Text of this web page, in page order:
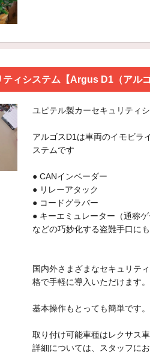
ィシステム【Argus D1（アル
ユピテル製カーセキュリティ
アルゴスD1は車両のイモビラ
ステムです
● CANインベーダー
● リレーアタック
● コードグラバー
● キーエミュレーター（通称ゲ
などの巧妙化する盗難手口に
国内外さまざまなセキュリテ
格で手軽に導入いただけます。
基本操作もとっても簡単です。
取り付け可能車種はレクサス
詳細については、スタッフに